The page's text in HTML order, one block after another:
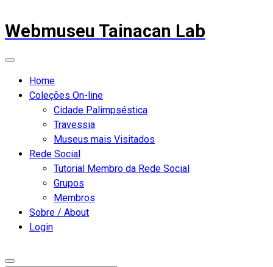
Webmuseu Tainacan Lab
Home
Coleções On-line
Cidade Palimpséstica
Travessia
Museus mais Visitados
Rede Social
Tutorial Membro da Rede Social
Grupos
Membros
Sobre / About
Login